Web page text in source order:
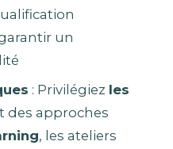
un
: Privilégiez les
des approches
, les ateliers